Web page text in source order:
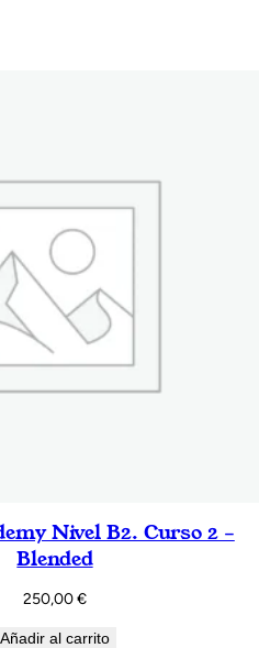
Nivel B2. Curso 2 –
Blended
250,00€
Añadir al carrito